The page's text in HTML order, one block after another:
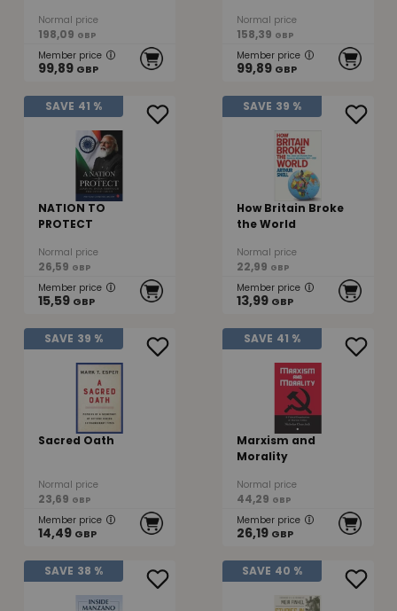
Normal price
198,09 GBP
Member price
99,89 GBP
Normal price
158,39 GBP
Member price
99,89 GBP
SAVE 41 %
NATION TO
PROTECT
Normal price
26,59 GBP
Member price
15,59 GBP
SAVE 39 %
How Britain Broke
the World
Normal price
22,99 GBP
Member price
13,99 GBP
SAVE 39 %
Sacred Oath
Normal price
23,69 GBP
Member price
14,49 GBP
SAVE 41 %
Marxism and
Morality
Normal price
44,29 GBP
Member price
26,19 GBP
SAVE 38 % SAVE 40 %